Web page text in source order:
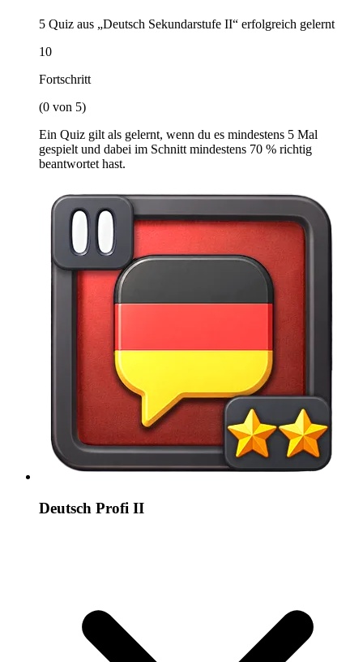
5 Quiz aus „Deutsch Sekundarstufe II“ erfolgreich gelernt
10
Fortschritt
(0 von 5)
Ein Quiz gilt als gelernt, wenn du es mindestens 5 Mal
gespielt und dabei im Schnitt mindestens 70 % richtig
beantwortet hast.
Deutsch Profi II